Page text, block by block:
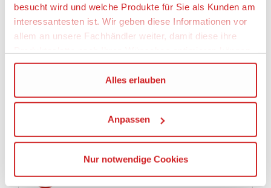
besucht wird und welche Produkte für Sie als Kunden am
interessantesten ist. Wir geben diese Informationen vor
allem an unsere Fachhändler weiter, damit diese ihre
Wir verwenden den Google Tag Manager um weitere
Dienste einzubinden.
Wenn Sie auf „Alles erlauben“, klicken, werden ein Teil
Ihrer personenbezogener Daten in die USA übertragen.
Die USA ist ein Drittland, dass nicht von einem
Alles erlauben
Anpassen
Nur notwendige Cookies
Geeignetes Alter
Ab 3 Jahre
Angaben zur Produktsicherheit:
MGA Zapf Creation GmbH, Mönchrödener Straße
https://www.zapf-creation.com, info@zapf-
creation.com
Warnhinweise
Achtung! Nicht für Kinder unter 3 Jahren